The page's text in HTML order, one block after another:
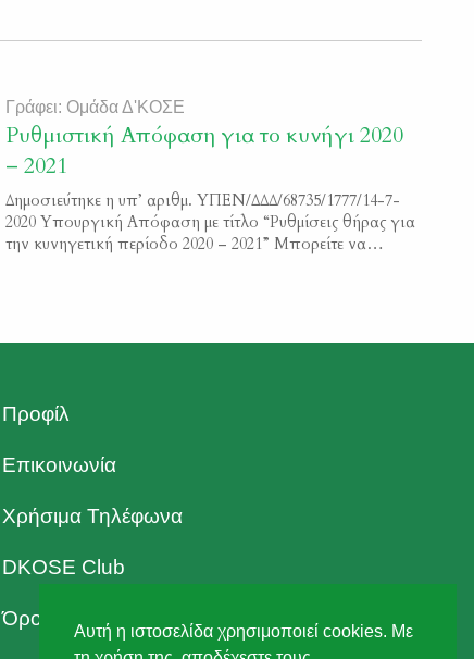
Αυτή η ιστοσελίδα χρησιμοποιεί cookies. Με
Γράφει: Ομάδα Δ'ΚΟΣΕ
Ρυθμιστική Απόφαση για το κυνήγι 2020
– 2021
Δημοσιεύτηκε η υπ’ αριθμ. ΥΠΕΝ/ΔΔΔ/68735/1777/14-7-
2020 Υπουργική Απόφαση με τίτλο “Ρυθμίσεις θήρας για
την κυνηγετική περίοδο 2020 – 2021” Μπορείτε να
Προφίλ
Επικοινωνία
Χρήσιμα Τηλέφωνα
DKOSE Club
Όροι Χρήσης